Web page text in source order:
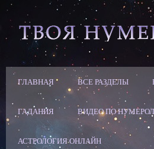
ГЛАВНАЯ ВСЕ РАЗДЕЛЫ
ГАДАНИЯ ВИДЕО ПО
АСТРОЛОГИЯ ОНЛАЙН